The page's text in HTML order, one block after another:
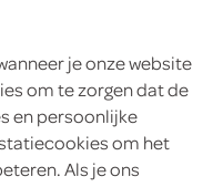
je onze website
om te zorgen dat de
en persoonlijke
om het
Als je ons